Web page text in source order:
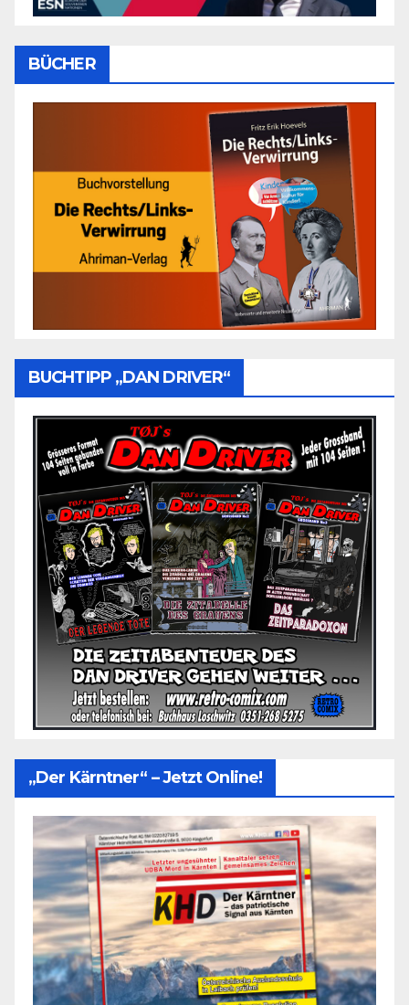
BÜCHER
BUCHTIPP „DAN DRIVER“
„Der Kärntner“ – Jetzt Online!